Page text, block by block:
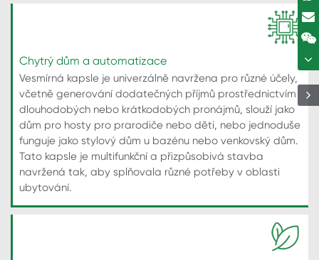
Chytrý dům a automatizace
Vesmírná kapsle je univerzálně navržena pro různé účely,
včetně generování dodatečných příjmů prostřednictvím
dlouhodobých nebo krátkodobých pronájmů, slouží jako
dům pro hosty pro prarodiče nebo děti, nebo jednoduše
funguje jako stylový dům u bazénu nebo venkovský dům.
Tato kapsle je multifunkční a přizpůsobivá stavba
navržená tak, aby splňovala různé potřeby v oblasti
ubytování.